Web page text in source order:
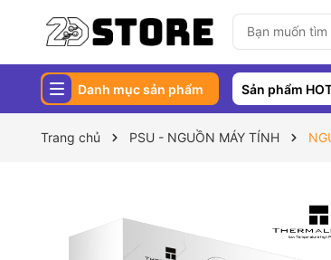
Danh mục sản phẩm Sản phẩm
Trang chủ PSU - NGUỒN MÁY TÍNH